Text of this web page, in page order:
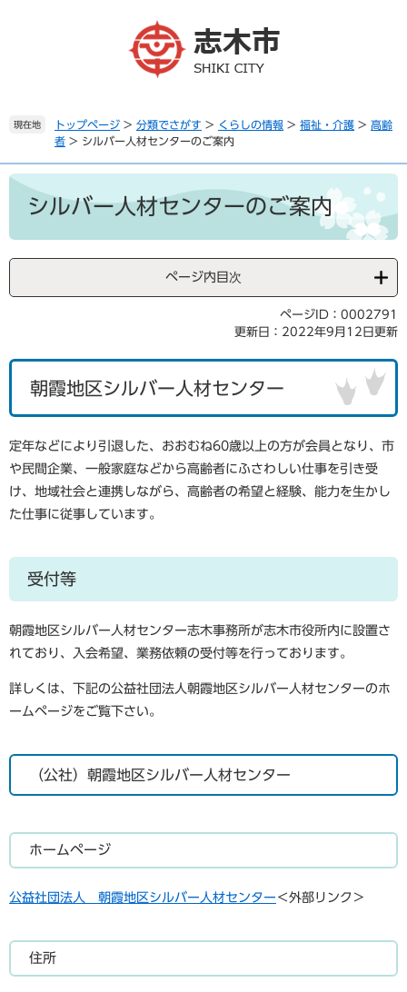
。
て
本
現在地 トップページ > 分類でさがす > くらしの情報 > 福祉・介護 > 高齢
者 > シルバー人材センターのご案内
本
シルバー人材センターのご案内
ページ内目次
ページID：0002791
更新日：2022年9月12日更新
朝霞地区シルバー人材センター
定年などにより引退した、おおむね60歳以上の方が会員となり、市
や民間企業、一般家庭などから高齢者にふさわしい仕事を引き受
け、地域社会と連携しながら、高齢者の希望と経験、能力を生かし
た仕事に従事しています。
受付等
朝霞地区シルバー人材センター志木事務所が志木市役所内に設置さ
れており、入会希望、業務依頼の受付等を行っております。
詳しくは、下記の公益社団法人朝霞地区シルバー人材センターのホ
ームページをご覧下さい。
（公社）朝霞地区シルバー人材センター
ホームページ
公益社団法人 朝霞地区シルバー人材センター ＜外部リンク＞
住所